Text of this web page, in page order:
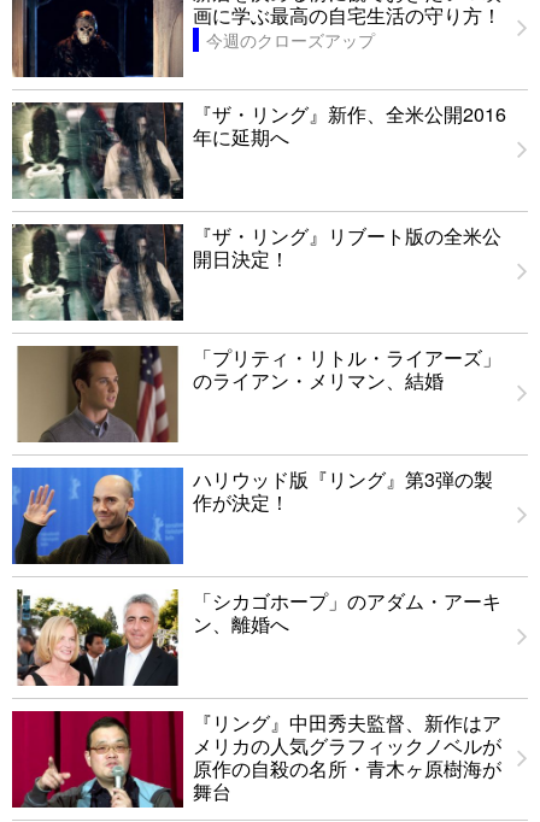
画に学ぶ最高の自宅生活の守り方！
今週のクローズアップ
『ザ・リング』新作、全米公開2016
年に延期へ
『ザ・リング』リブート版の全米公
開日決定！
「プリティ・リトル・ライアーズ」
のライアン・メリマン、結婚
ハリウッド版『リング』第3弾の製
作が決定！
「シカゴホープ」のアダム・アーキ
ン、離婚へ
『リング』中田秀夫監督、新作はア
メリカの人気グラフィックノベルが
原作の自殺の名所・青木ヶ原樹海が
舞台